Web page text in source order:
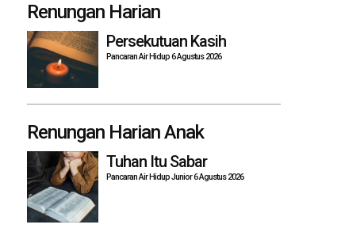
Renungan Harian
Persekutuan Kasih
Pancaran Air Hidup 6 Agustus 2026
Renungan Harian Anak
Tuhan Itu Sabar
Pancaran Air Hidup Junior 6 Agustus 2026